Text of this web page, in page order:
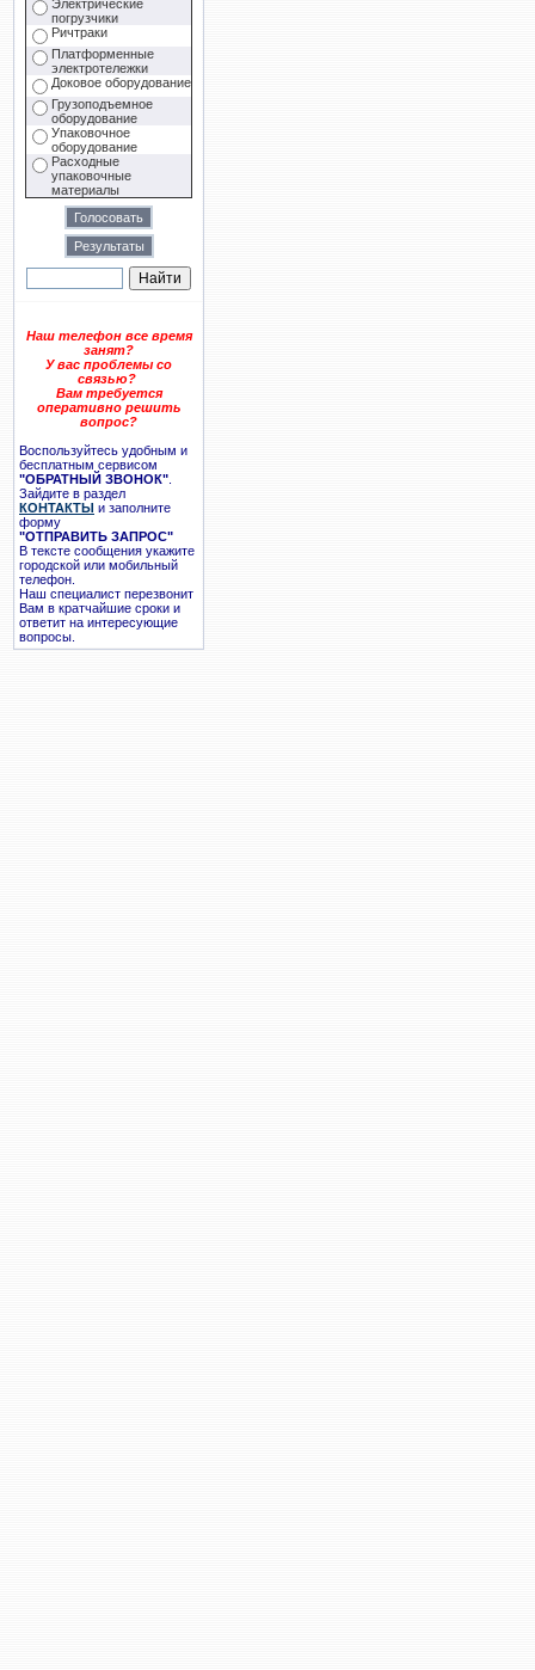
Электрические
погрузчики
Ричтраки
Платформенные
электротележки
Доковое оборудование
Грузоподъемное
оборудование
Упаковочное
оборудование
Расходные
упаковочные
материалы
Наш телефон все время
занят?
У вас проблемы со
связью?
Вам требуется
оперативно решить
вопрос?
Воспользуйтесь удобным и
бесплатным сервисом
"ОБРАТНЫЙ ЗВОНОК"
Зайдите в раздел
КОНТАКТЫ и заполните
форму
"ОТПРАВИТЬ ЗАПРОС"
В тексте сообщения укажите
городской или мобильный
телефон.
Наш специалист перезвонит
Вам в кратчайшие сроки и
ответит на интересующие
вопросы.